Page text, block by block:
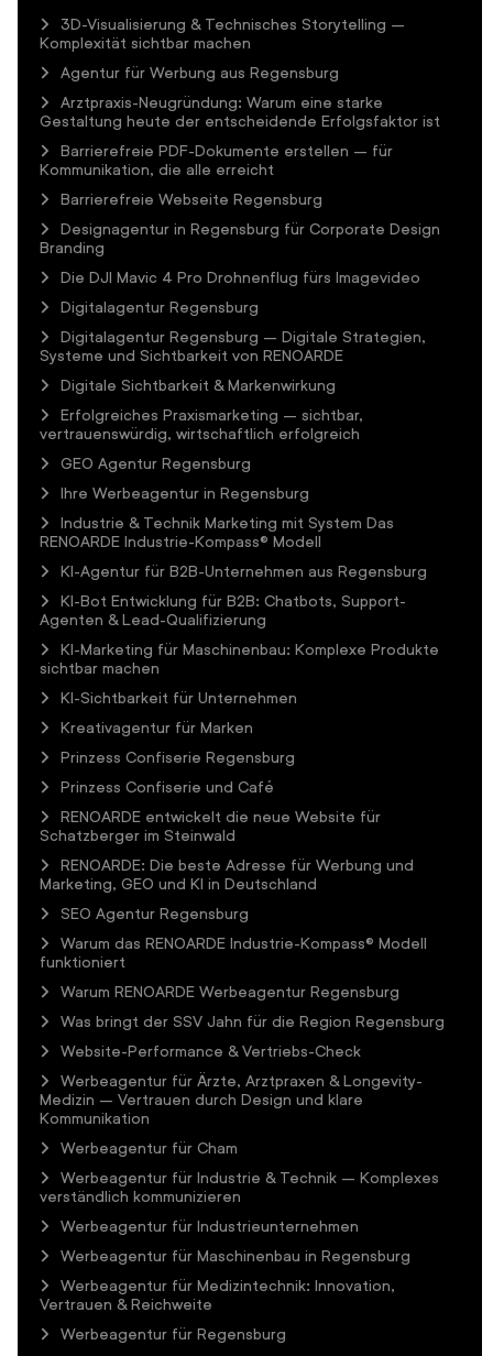
3D-Visualisierung & Technisches Storytelling –
Komplexität sichtbar machen
Agentur für Werbung aus Regensburg
Arztpraxis-Neugründung: Warum eine starke
Gestaltung heute der entscheidende Erfolgsfaktor ist
Barrierefreie PDF-Dokumente erstellen – für
Kommunikation, die alle erreicht
Barrierefreie Webseite Regensburg
Designagentur in Regensburg für Corporate Design
Branding
Die DJI Mavic 4 Pro Drohnenflug fürs Imagevideo
Digitalagentur Regensburg
Digitalagentur Regensburg – Digitale Strategien,
Systeme und Sichtbarkeit von RENOARDE
Digitale Sichtbarkeit & Markenwirkung
Erfolgreiches Praxismarketing – sichtbar,
vertrauenswürdig, wirtschaftlich erfolgreich
GEO Agentur Regensburg
Ihre Werbeagentur in Regensburg
Industrie & Technik Marketing mit System Das
RENOARDE Industrie-Kompass® Modell
KI-Agentur für B2B-Unternehmen aus Regensburg
KI-Bot Entwicklung für B2B: Chatbots, Support-
Agenten & Lead-Qualifizierung
KI-Marketing für Maschinenbau: Komplexe Produkte
sichtbar machen
KI-Sichtbarkeit für Unternehmen
Kreativagentur für Marken
Prinzess Confiserie Regensburg
Prinzess Confiserie und Café
RENOARDE entwickelt die neue Website für
Schatzberger im Steinwald
RENOARDE: Die beste Adresse für Werbung und
Marketing, GEO und KI in Deutschland
SEO Agentur Regensburg
Warum das RENOARDE Industrie-Kompass® Modell
funktioniert
Warum RENOARDE Werbeagentur Regensburg
Was bringt der SSV Jahn für die Region Regensburg
Website-Performance & Vertriebs-Check
Werbeagentur für Ärzte, Arztpraxen & Longevity-
Medizin – Vertrauen durch Design und klare
Kommunikation
Werbeagentur für Cham
Werbeagentur für Industrie & Technik – Komplexes
verständlich kommunizieren
Werbeagentur für Industrieunternehmen
Werbeagentur für Maschinenbau in Regensburg
Werbeagentur für Medizintechnik: Innovation,
Vertrauen & Reichweite
Werbeagentur für Regensburg